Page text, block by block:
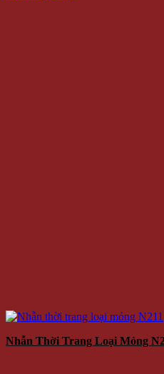
Nhẫn Thời Trang Loại Mỏng